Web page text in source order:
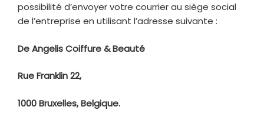
possibilité d’envoyer votre courrier au siège social
de l’entreprise en utilisant l’adresse suivante :
De Angelis Coiffure & Beauté
Rue Franklin 22,
1000 Bruxelles, Belgique.